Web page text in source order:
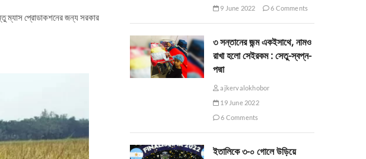
ম্যাস প্রোডাকশনের জন্য সরকার
9 June 2022
6 Comments
৩ সন্তানের জন্ম একইসাথে, নামও
রাখা হলো সেইরকম : সেতু-স্বপ্ন-
পদ্মা
ajkervalokhobor
19 June 2022
6 Comments
ইতালিকে ৩-০ গোলে উড়িয়ে